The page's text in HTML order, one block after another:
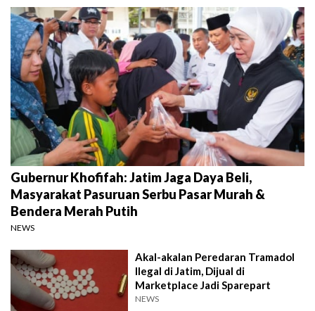
Gubernur Khofifah: Jatim Jaga Daya Beli,
Masyarakat Pasuruan Serbu Pasar Murah &
Bendera Merah Putih
NEWS
Akal-akalan Peredaran Tramadol
Ilegal di Jatim, Dijual di
Marketplace Jadi Sparepart
NEWS